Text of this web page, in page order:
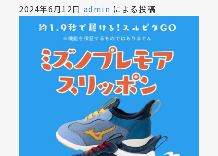
2024年6月12日 admin による投稿